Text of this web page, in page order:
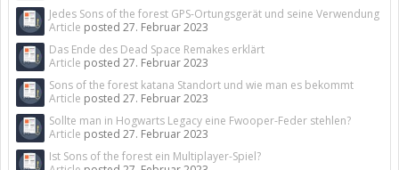
Jedes Sons of the forest GPS-Ortungsgerät und seine Verwendung
Article posted 27. Februar 2023
Das Ende des Dead Space Remakes erklärt
Article posted 27. Februar 2023
Sons of the forest katana Standort und wie man es bekommt
Article posted 27. Februar 2023
Sollte man in Hogwarts Legacy eine Fwooper-Feder stehlen?
Article posted 27. Februar 2023
Ist Sons of the forest ein Multiplayer-Spiel?